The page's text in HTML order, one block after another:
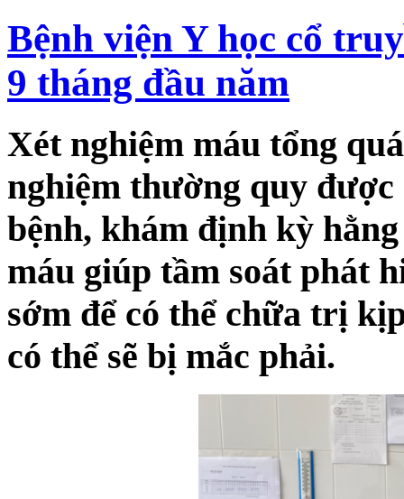
Bệnh viện Y học cổ
9 tháng đầu năm
Xét nghiệm máu tổng
nghiệm thường quy
bệnh, khám định kỳ
máu giúp tầm soát phát
sớm để có thể chữa trị
có thể sẽ bị mắc phải.